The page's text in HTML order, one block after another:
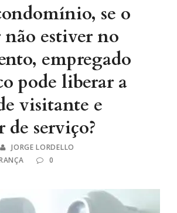
se o
estiver no
empregado
pode liberar a
visitante e
de serviço?
JORGE LORDELLO
0